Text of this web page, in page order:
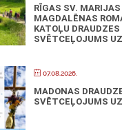
RĪGAS SV. MARIJAS
MAGDALĒNAS
KATOĻU DRAUDZES
SVĒTCEĻOJUMS
07.08.2026.
MADONAS
SVĒTCEĻOJUMS